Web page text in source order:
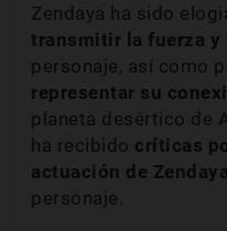
Zendaya ha sido
transmitir la fuerza y
personaje, así como
representar su
planeta desértico de
ha recibido críticas
actuación de Zendaya
personaje.